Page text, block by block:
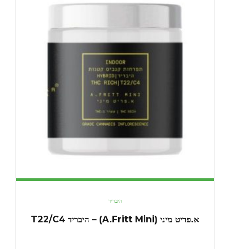
היבריד
א.פריט מיני (A.Fritt Mini) – היבריד T22/C4